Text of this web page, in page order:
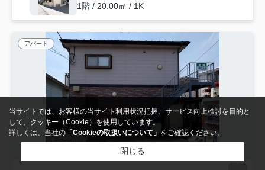
1階 / 20.00㎡ / 1K
アパート
当サイトでは、お客様の当サイト利用状況把握、サービス向上検討を目的と
して、クッキー（Cookie）を使用しています。
詳しくは、当社の 「Cookieの取扱いについて」をご確認ください。
閉じる